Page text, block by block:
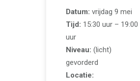
Datum: vrijdag 9 mei
Tijd: 15:30 uur – 19:00
uur
Niveau: (licht)
gevorderd
Locatie: